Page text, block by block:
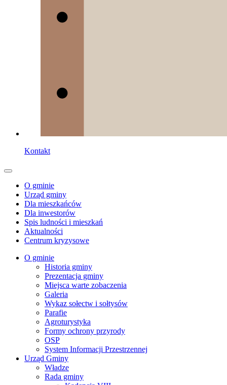
Kontakt
O gminie
Urząd gminy
Dla mieszkańców
Dla inwestorów
Spis ludności i mieszkań
Aktualności
Centrum kryzysowe
O gminie
Historia gminy
Prezentacja gminy
Miejsca warte zobaczenia
Galeria
Wykaz sołectw i sołtysów
Parafie
Agroturystyka
Formy ochrony przyrody
OSP
System Informacji Przestrzennej
Urząd Gminy
Władze
Rada gminy